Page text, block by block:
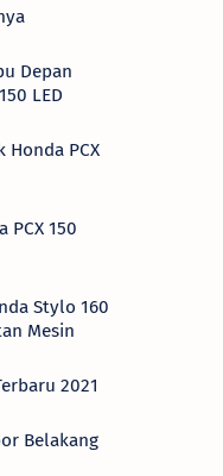
Depan
LED
Honda PCX
PCX 150
Stylo 160
Mesin
2021
Belakang